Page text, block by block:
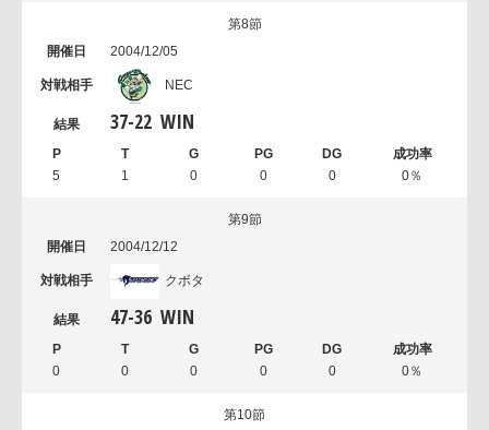
第8節
2004/12/05
NEC
37-22 WIN
5 1 0 0 0 0％
第9節
2004/12/12
クボタ
47-36 WIN
0 0 0 0 0 0％
第10節